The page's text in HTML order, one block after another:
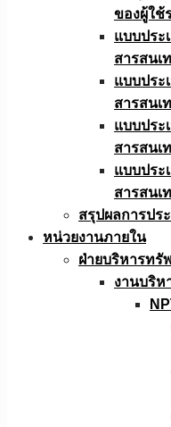
ของผู้ใช้
แบบประ
สารสนเ
แบบประ
สารสนเ
แบบประ
สารสนเ
แบบประ
สารสนเ
สรุปผลการปร
หน่วยงานภายใน
ฝ่ายบริหารทรั
งานบริห